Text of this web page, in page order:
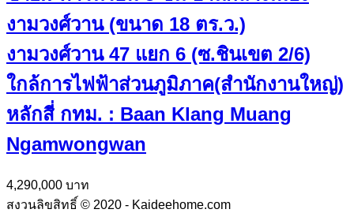
งามวงศ์วาน (ขนาด 18 ตร.ว.)
งามวงศ์วาน 47 แยก 6 (ซ.ชินเขต 2/6)
ใกล้การไฟฟ้าส่วนภูมิภาค(สำนักงานใหญ่)
หลักสี่ กทม. : Baan Klang Muang
Ngamwongwan
4,290,000 บาท
สงวนลิขสิทธิ์ © 2020 - Kaideehome.com